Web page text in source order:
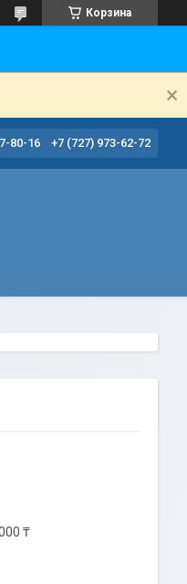
Корзина
80-16 +7 (727) 973-62-72
₸